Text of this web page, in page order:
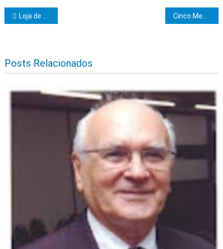
Navegação de Post
Loja de Perfeição Alberto Coelho Messeder inicia 8 Mes.•. Maç.•. no Grau 5
Posts Relacionados